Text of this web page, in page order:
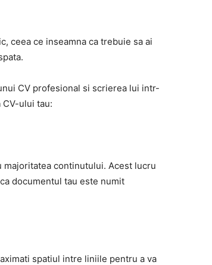
ceea ce inseamna ca trebuie sa ai
CV profesional si scrierea lui intr-
ului tau:
majoritatea continutului. Acest lucru
documentul tau este numit
spatiul intre liniile pentru a va